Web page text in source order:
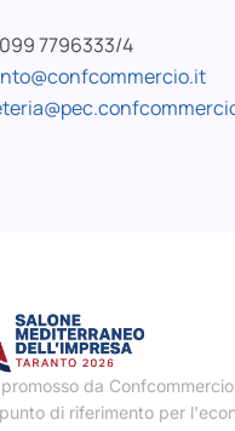
099 7796333/4
da Confcommercio
di riferimento per